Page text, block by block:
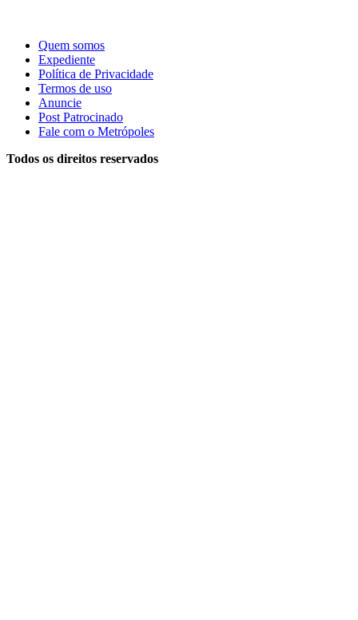
Quem somos
Expediente
Política de Privacidade
Termos de uso
Anuncie
Post Patrocinado
Fale com o Metrópoles
Todos os direitos reservados